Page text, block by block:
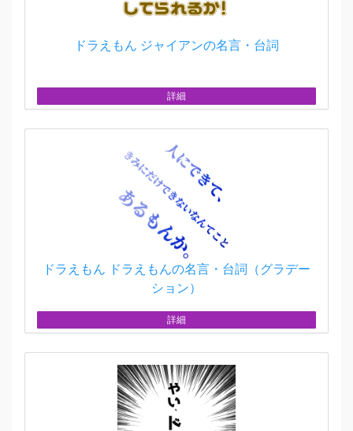
ドラえもん ジャイアンの名言・台詞
詳細
ドラえもん ドラえもんの名言・台詞（グラデー
ション）
詳細